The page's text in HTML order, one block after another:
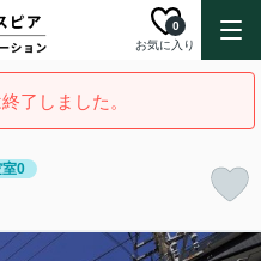
お気に入り
0
了しました。
室0